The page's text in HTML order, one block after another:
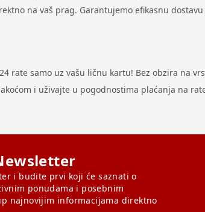
na vaš prag. Garantujemo efikasnu
rate samo uz vašu ličnu kartu! Bez obzira na
i uživajte u pogodnostima plaćanja na
i budite prvi koji će saznati o
ponudama i posebnim
najnovijim informacijama direktno